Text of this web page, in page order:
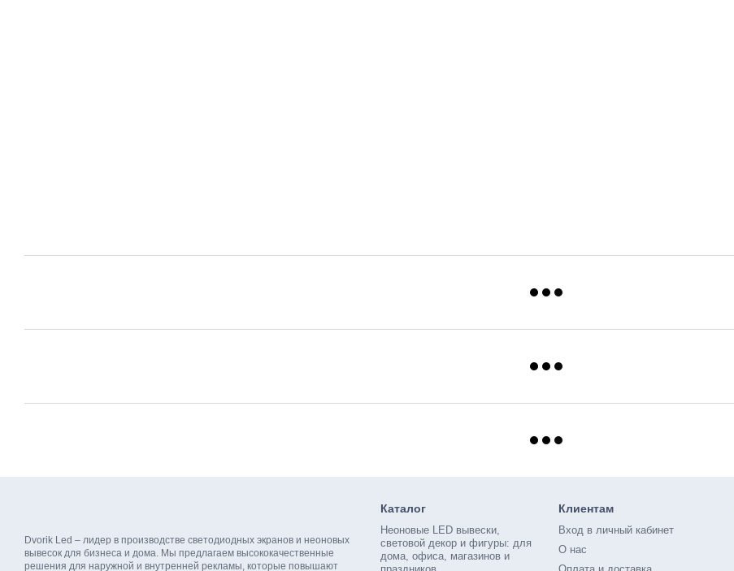
Dvorik Led – лидер в производстве светодиодных экранов и неоновых
вывесок для бизнеса и дома. Мы предлагаем высококачественные
решения для наружной и внутренней рекламы, которые повышают
Каталог
Неоновые LED вывески,
световой декор и фигуры: для
дома, офиса, магазинов и
Клиентам
Вход в личный кабинет
О нас